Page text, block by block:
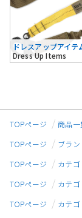
ドレスアップアイテ
Dress Up Items
TOPページ 商品一
TOPページ
ブラ
TOPページ
カテ
TOPページ
カテ
TOPページ
カテ